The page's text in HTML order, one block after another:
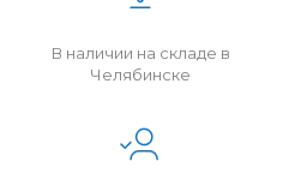
В наличии на складе в
Челябинске